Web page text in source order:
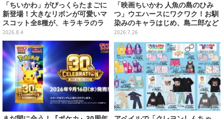
「ちいかわ」がびっくらたまごに
新登場！大きなリボンが可愛いマ
スコット全8種が、キラキラのラ
メ入り入浴剤から飛び出す
2026.8.4
「映画ちいかわ 人魚の島のひみ
つ」ウエハースにワクワク！お馴
染みのキャラはじめ、島二郎など
セイレーン編カード全22種
2026.7.26